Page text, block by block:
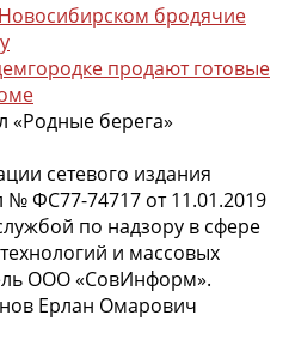
бродячие
продают готовые
берега»
сетевого издания
ФС77-74717 от 11.01.2019
по надзору в сфере
и массовых
ООО «СовИнформ».
Ерлан Омарович